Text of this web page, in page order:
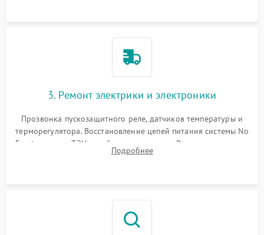
3. Ремонт электрики и электроники
Прозвонка пускозащитного реле, датчиков температуры и
терморегулятора. Восстановление цепей питания системы No
Frost, включая ТЭН оттайки и вентилятор. Ремонт или замена
платы управления при сбоях алгоритмов.
Подробнее